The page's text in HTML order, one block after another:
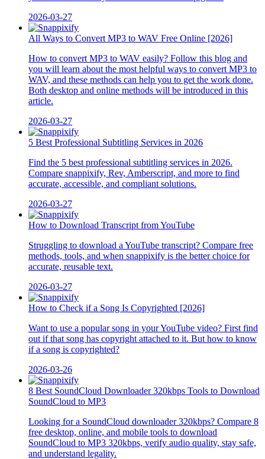
2026-03-27
All Ways to Convert MP3 to WAV Free Online [2026]
How to convert MP3 to WAV easily? Follow this blog and
you will learn about the most helpful ways to convert MP3 to
WAV, and these methods can help you to get the work done.
Both desktop and online methods will be introduced in this
article.
2026-03-27
5 Best Professional Subtitling Services in 2026
Find the 5 best professional subtitling services in 2026.
Compare snappixify, Rev, Amberscript, and more to find
accurate, accessible, and compliant solutions.
2026-03-27
How to Download Transcript from YouTube
Struggling to download a YouTube transcript? Compare free
methods, tools, and when snappixify is the better choice for
accurate, reusable text.
2026-03-27
How to Check if a Song Is Copyrighted [2026]
Want to use a popular song in your YouTube video? First find
out if that song has copyright attached to it. But how to know
if a song is copyrighted?
2026-03-26
8 Best SoundCloud Downloader 320kbps Tools to Download
SoundCloud to MP3
Looking for a SoundCloud downloader 320kbps? Compare 8
free desktop, online, and mobile tools to download
SoundCloud to MP3 320kbps, verify audio quality, stay safe,
and understand legality.